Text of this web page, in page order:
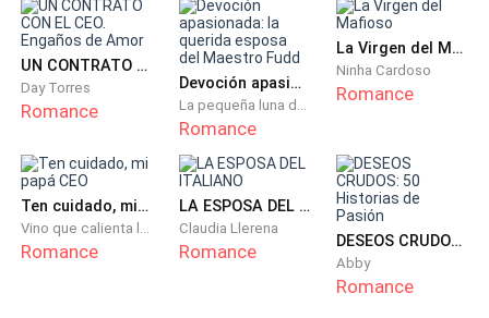
UN CONTRATO CON EL CEO. Engaños de Amor
Day Torres
Romance
Devoción apasionada: la querida esposa del Maestro Fudd
La pequeña luna del occidente
Romance
La Virgen del Mafioso
Ninha Cardoso
Romance
Ten cuidado, mi papá CEO
Vino que calienta las flores
Romance
LA ESPOSA DEL ITALIANO
Claudia Llerena
Romance DESEOS CRUDOS: 50 Historias de Pasión
Abby
Romance